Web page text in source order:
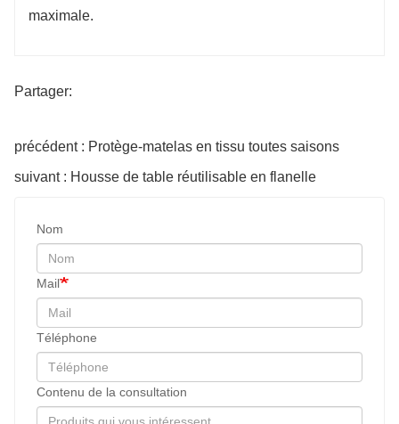
maximale.
Partager:
précédent : Protège-matelas en tissu toutes saisons
suivant : Housse de table réutilisable en flanelle
Nom
Mail
Téléphone
Contenu de la consultation